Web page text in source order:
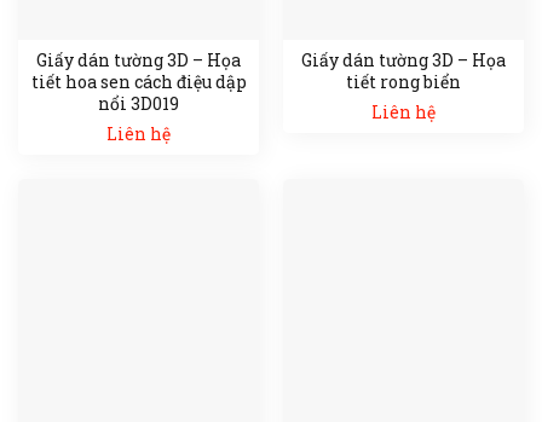
Giấy dán tường 3D – Họa
tiết hoa sen cách điệu dập
nổi 3D019
Liên hệ
Giấy dán tường 3D – Họa
tiết rong biển
Liên hệ